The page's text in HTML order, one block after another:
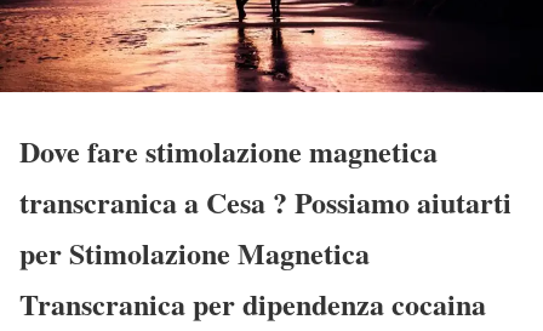
Dove fare stimolazione magnetica
transcranica a Cesa ? Possiamo aiutarti
per Stimolazione Magnetica
Transcranica per dipendenza cocaina